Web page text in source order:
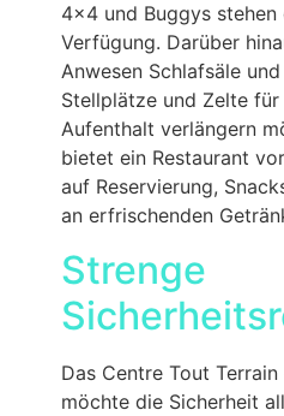
4×4 und Buggys stehen
Verfügung. Darüber
Anwesen Schlafsäle
Stellplätze und Zelte
Aufenthalt verlängern
bietet ein Restaurant
auf Reservierung,
an erfrischenden
Strenge
Das Centre Tout
möchte die Sicherheit